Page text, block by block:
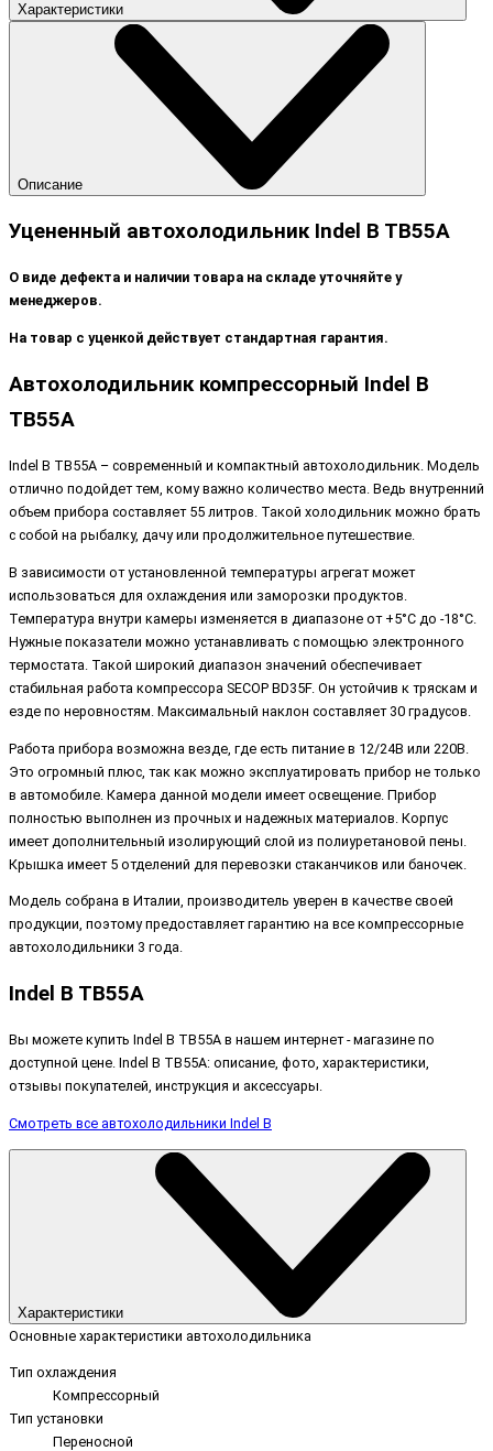
Характеристики
Описание
Уцененный автохолодильник Indel B TB55A
О виде дефекта и наличии товара на складе уточняйте у
менеджеров.
На товар с уценкой действует стандартная гарантия.
Автохолодильник компрессорный Indel B
TB55A
Indel B TB55A – современный и компактный автохолодильник. Модель
отлично подойдет тем, кому важно количество места. Ведь внутренний
объем прибора составляет 55 литров. Такой холодильник можно брать
с собой на рыбалку, дачу или продолжительное путешествие.
В зависимости от установленной температуры агрегат может
использоваться для охлаждения или заморозки продуктов.
Температура внутри камеры изменяется в диапазоне от +5°C до -18°C.
Нужные показатели можно устанавливать с помощью электронного
термостата. Такой широкий диапазон значений обеспечивает
стабильная работа компрессора SECOP BD35F. Он устойчив к тряскам и
езде по неровностям. Максимальный наклон составляет 30 градусов.
Работа прибора возможна везде, где есть питание в 12/24В или 220В.
Это огромный плюс, так как можно эксплуатировать прибор не только
в автомобиле. Камера данной модели имеет освещение. Прибор
полностью выполнен из прочных и надежных материалов. Корпус
имеет дополнительный изолирующий слой из полиуретановой пены.
Крышка имеет 5 отделений для перевозки стаканчиков или баночек.
Модель собрана в Италии, производитель уверен в качестве своей
продукции, поэтому предоставляет гарантию на все компрессорные
автохолодильники 3 года.
Indel B TB55A
Вы можете купить Indel B TB55A в нашем интернет - магазине по
доступной цене. Indel B TB55A: описание, фото, характеристики,
отзывы покупателей, инструкция и аксессуары.
Смотреть все автохолодильники Indel B
Характеристики
Основные характеристики автохолодильника
Тип охлаждения
Компрессорный
Тип установки
Переносной